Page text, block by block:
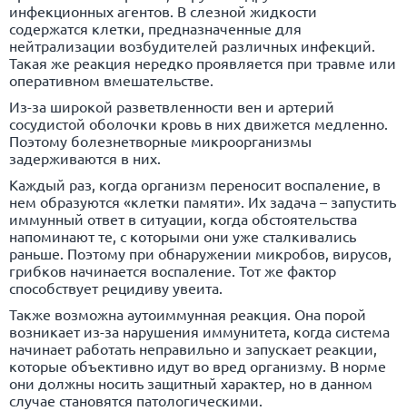
инфекционных агентов. В слезной жидкости
содержатся клетки, предназначенные для
нейтрализации возбудителей различных инфекций.
Такая же реакция нередко проявляется при травме или
оперативном вмешательстве.
Из-за широкой разветвленности вен и артерий
сосудистой оболочки кровь в них движется медленно.
Поэтому болезнетворные микроорганизмы
задерживаются в них.
Каждый раз, когда организм переносит воспаление, в
нем образуются «клетки памяти». Их задача – запустить
иммунный ответ в ситуации, когда обстоятельства
напоминают те, с которыми они уже сталкивались
раньше. Поэтому при обнаружении микробов, вирусов,
грибков начинается воспаление. Тот же фактор
способствует рецидиву увеита.
Также возможна аутоиммунная реакция. Она порой
возникает из-за нарушения иммунитета, когда система
начинает работать неправильно и запускает реакции,
которые объективно идут во вред организму. В норме
они должны носить защитный характер, но в данном
случае становятся патологическими.